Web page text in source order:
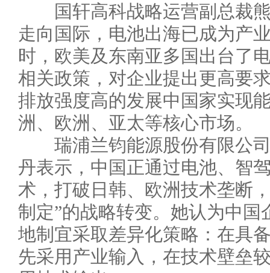
国轩高科战略运营副总裁熊
走向国际，电池出海已成为产
时，欧美及东南亚多国出台了
相关政策，对企业提出更高要
排放强度高的发展中国家实现
洲、欧洲、亚太等核心市场。
瑞浦兰钧能源股份有限公司
丹表示，中国正通过电池、智
术，打破日韩、欧洲技术垄断
制定”的战略转变。她认为中
地制宜采取差异化策略：在具
先采用产业输入，在技术壁垒